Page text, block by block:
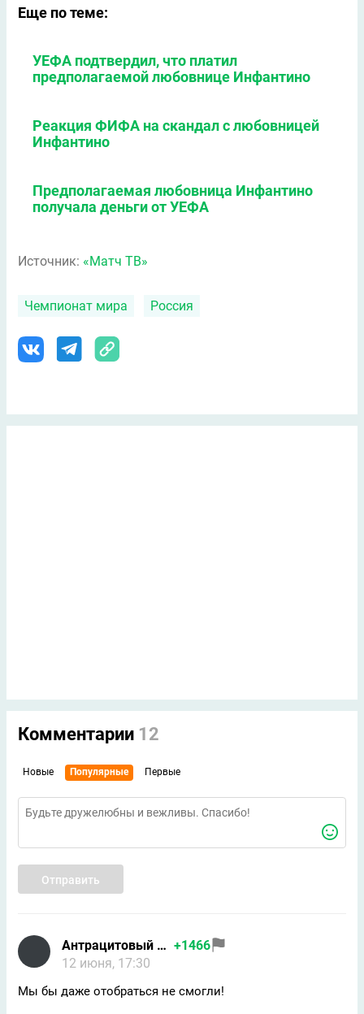
Еще по теме:
УЕФА подтвердил, что платил
предполагаемой любовнице Инфантино
Реакция ФИФА на скандал с любовницей
Инфантино
Предполагаемая любовница Инфантино
получала деньги от УЕФА
Источник: «Матч ТВ»
Чемпионат мира Россия
Комментарии 12
Новые Популярные Первые
Отправить
Антрацитовый волхв +1466
12 июня, 17:30
Мы бы даже отобраться не смогли!